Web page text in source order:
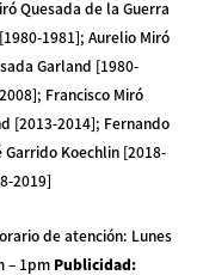
Quesada de la Guerra
1981]; Aurelio Miró
Garland [1980-
Francisco Miró
[2013-2014]; Fernando
Koechlin [2018-
2019]
de atención: Lunes
– 1pm Publicidad: